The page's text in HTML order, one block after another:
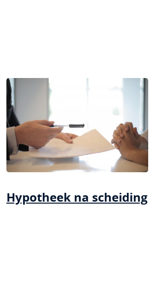
Hypotheek na scheiding